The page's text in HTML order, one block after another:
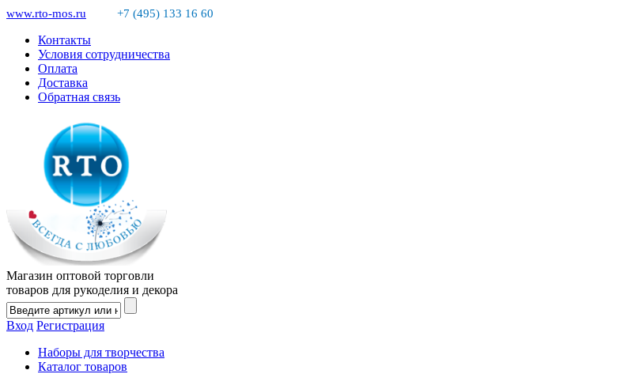
www.rto-mos.ru +7 (495) 133 16 60
Контакты
Условия сотрудничества
Оплата
Доставка
Обратная связь
Магазин оптовой торговли
товаров для рукоделия и декора
Вход Регистрация
Наборы для творчества
Каталог товаров